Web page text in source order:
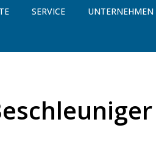
SERVICE UNTERNEHMEN